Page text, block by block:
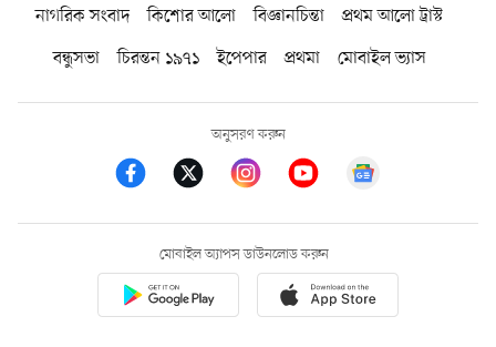
নাগরিক সংবাদ কিশোর আলো বিজ্ঞানচিন্তা
প্রথম আলো ট্রাস্ট
বন্ধুসভা
চিরন্তন ১৯৭১ ইপেপার প্রথমা মোবাইল ভ্যাস
অনুসরণ করুন
মোবাইল অ্যাপস ডাউনলোড করুন